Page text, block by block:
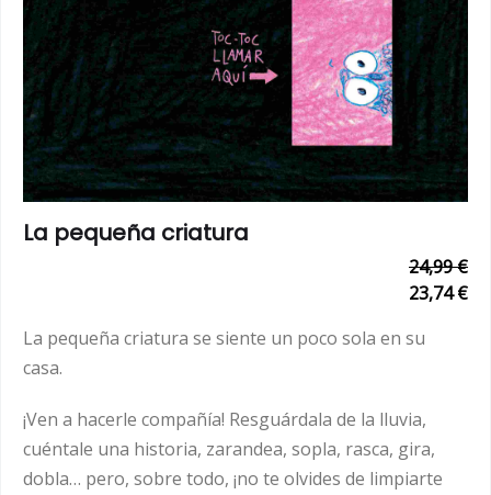
La pequeña criatura
24,99 €
23,74 €
La pequeña criatura se siente un poco sola en su
casa.
¡Ven a hacerle compañía! Resguárdala de la lluvia,
cuéntale una historia, zarandea, sopla, rasca, gira,
dobla… pero, sobre todo, ¡no te olvides de limpiarte